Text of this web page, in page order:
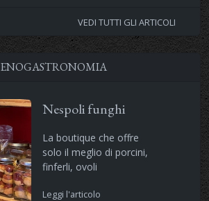
VEDI TUTTI GLI ARTICOLI
ENOGASTRONOMIA
Nespoli funghi
La boutique che offre
solo il meglio di porcini,
finferli, ovoli
Leggi l'articolo